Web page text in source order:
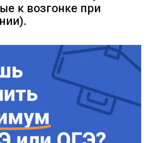
к возгонке при